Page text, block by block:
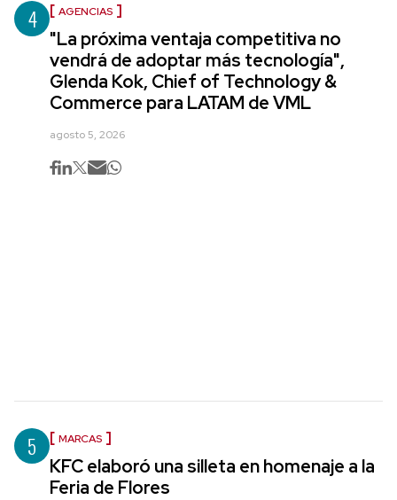
4 AGENCIAS
"La próxima ventaja competitiva no
vendrá de adoptar más tecnología",
Glenda Kok, Chief of Technology &
Commerce para LATAM de VML
agosto 5, 2026
5 MARCAS
KFC elaboró una silleta en homenaje a la
Feria de Flores